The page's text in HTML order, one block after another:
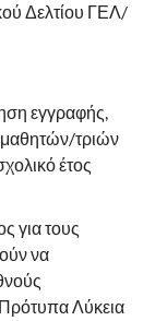
Δελτίου ΓΕΛ/
εγγραφής,
τριών
έτος
για τους
να
Λύκεια